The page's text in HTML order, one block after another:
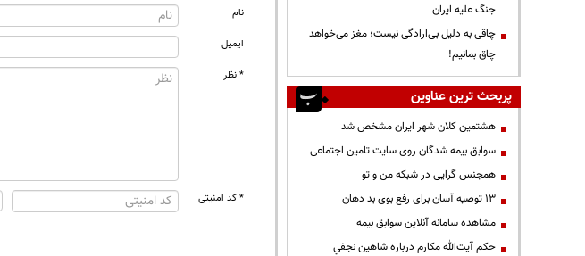
نام
ایمیل
* نظر
* کد امنیتی
جنگ علیه ایران
چاقی به دلیل بی‌ارادگی نیست؛ مغز می‌خواهد
چاق بمانیم!
پربحث ترین عناوین
هشتمین کلان شهر ایران مشخص شد
سوابق بیمه شدگان روی سایت تامین اجتماعی
همجنس گرایی در شبکه من و تو
13 توصیه آسان برای رفع بوی بد دهان
مشاهده سامانه آنلاين سوابق بیمه
حكم آيت‌الله مكارم درباره شاهين نجفي